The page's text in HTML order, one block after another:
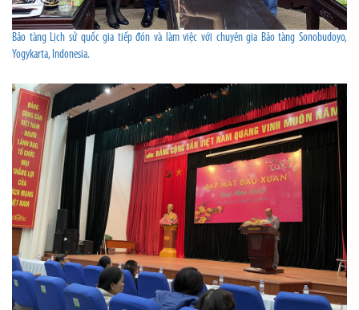
Bảo tàng Lịch sử quốc gia tiếp đón và làm việc với chuyên gia Bảo tàng Sonobudoyo,
Yogykarta, Indonesia.